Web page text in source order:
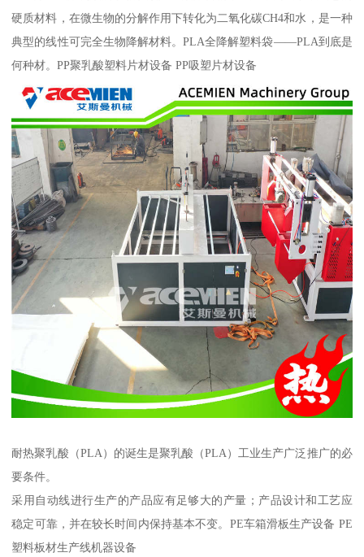
硬质材料，在微生物的分解作用下转化为二氧化碳CH4和水，是一种
典型的线性可完全生物降解材料。PLA全降解塑料袋——PLA到底是
何种材。PP聚乳酸塑料片材设备 PP吸塑片材设备
耐热聚乳酸（PLA）的诞生是聚乳酸（PLA）工业生产广泛推广的必
要条件。
采用自动线进行生产的产品应有足够大的产量；产品设计和工艺应
稳定可靠，并在较长时间内保持基本不变。PE车箱滑板生产设备 PE
塑料板材生产线机器设备